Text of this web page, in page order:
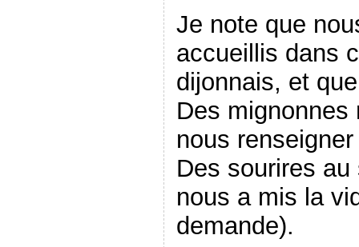
Je note que
accueillis dans
dijonnais, et
Des
nous
Des sourires
nous a mis la
demande).